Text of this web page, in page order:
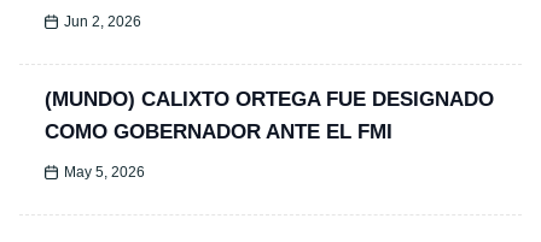
Jun 2, 2026
(MUNDO) CALIXTO ORTEGA FUE DESIGNADO
COMO GOBERNADOR ANTE EL FMI
May 5, 2026